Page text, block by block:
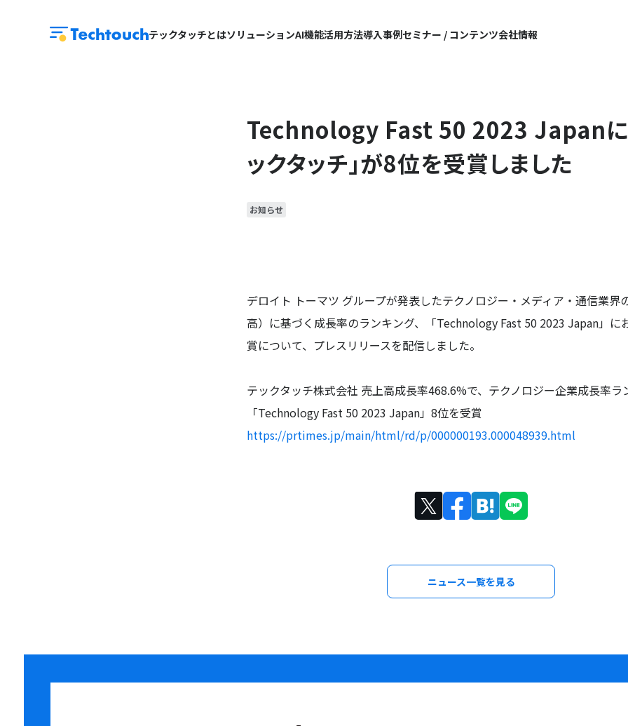
テックタッチとはソリューションAI機能活用方法導入事例セミナー / コンテンツ会社情報
Technology Fast 50 2023 Japanに
ックタッチ」が8位を受賞しました
お知らせ
デロイト トーマツ グループが発表したテクノロジー・メディア・通信業界
高）に基づく成長率のランキング、
「Technology Fast 50 2023 Japan」に
賞について、プレスリリースを配信しました。
テックタッチ株式会社 売上高成長率468.6%で、テクノロジー企業成長率ラ
「Technology Fast 50 2023 Japan」8位を受賞
https://prtimes.jp/main/html/rd/p/000000193.000048939.html
ニュース一覧を見る